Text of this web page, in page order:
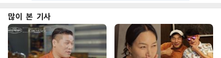
많이 본 기사